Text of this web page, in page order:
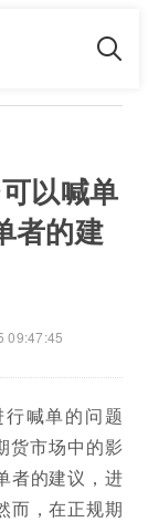
以喊单
者的建
09:47:45
喊单的问题
货市场中的影
者的建议，进
而，在正规期